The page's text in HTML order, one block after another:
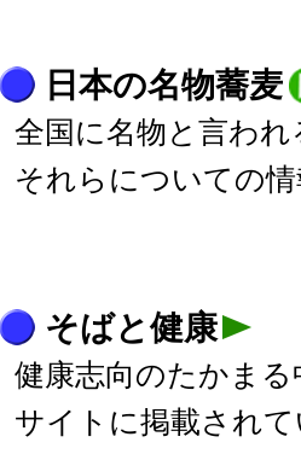
日本の名物蕎麦
全国に名物と言わ
それらについての
そばと健康
健康志向のたかま
サイトに掲載され